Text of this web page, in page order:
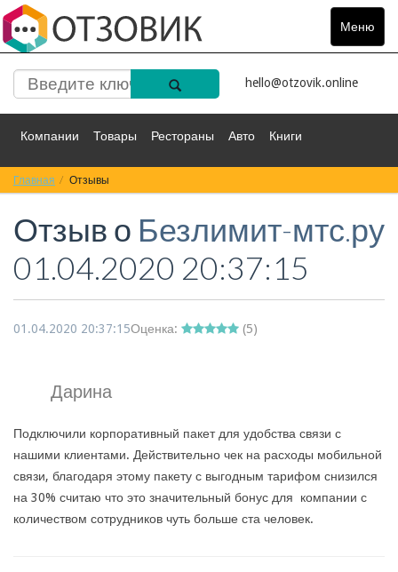
Меню
Toggle
hello@otzovik.online
Компании Товары Рестораны Авто Книги
Спорт Фильмы
Красота Здоровье Остальное
Главная Отзывы
Отзыв о Безлимит-мтс.ру
01.04.2020 20:37:15
01.04.2020 20:37:15Оценка: (5)
Дарина
Подключили корпоративный пакет для удобства связи с
нашими клиентами. Действительно чек на расходы мобильной
связи, благодаря этому пакету с выгодным тарифом снизился
на 30% считаю что это значительный бонус для компании с
количеством сотрудников чуть больше ста человек.